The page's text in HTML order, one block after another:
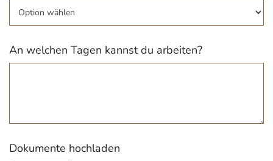
An welchen Tagen kannst du arbeiten?
Dokumente hochladen